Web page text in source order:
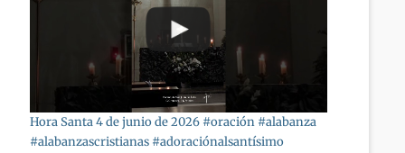
Hora Santa 4 de junio de 2026 #oración #alabanza
#alabanzascristianas #adoraciónalsantísimo